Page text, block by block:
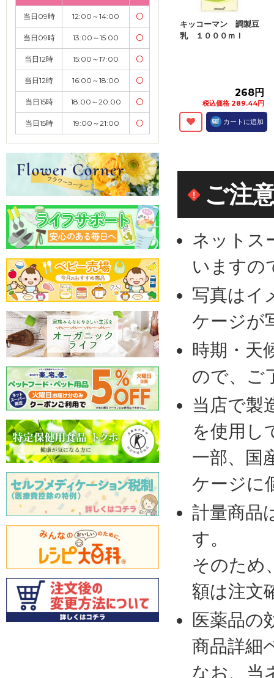
当日09時 12:00～14:00 〇
当日09時 13:00～15:00 〇
当日12時 15:00～17:00 〇
当日12時 16:00～18:00 〇
当日15時 18:00～20:00 〇
当日15時 19:00～21:00 〇
キッコーマン 調製豆
乳 １０００ｍｌ
268円
税込価格 289.44円
カートに追加
ご注
ネットス
いますの
写真はイ
ケージが
時期・天
ので、ご
当店で製
を使用し
一部、国
ケージに
計量商品
す。
そのため
額は注文
医薬品の
商品詳細
なお、当